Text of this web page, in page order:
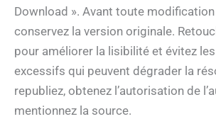
Download ». Avant toute
conservez la version originale.
pour améliorer la lisibilité et évitez
excessifs qui peuvent dégrader la
republiez, obtenez l’autorisation de
mentionnez la source.